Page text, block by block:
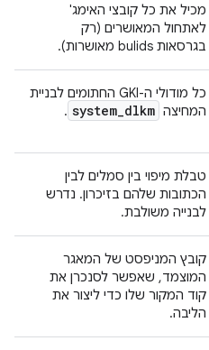
מכיל את כל קובצי האימג'
לאתחול המאושרים (רק
בגרסאות bulids מאושרות).
כל מודולי ה-GKI החתומים לבניית
המחיצה
system_dlkm
.
טבלת מיפוי בין סמלים לבין
הכתובות שלהם בזיכרון. נדרש
לבנייה משולבת.
קובץ המניפסט של המאגר
המוצמד, שאפשר לסנכרן את
קוד המקור שלו כדי ליצור את
הליבה.